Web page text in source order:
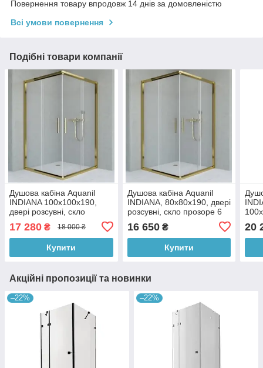
Повернення товару впродовж 14 днів за домовленістю
Всі умови повернення
Подібні товари компанії
Душова кабіна Aquanil
INDIANA 100х100х190,
двері розсувні, скло
золото БЕЗ ПІДДОНА
17 280 ₴ 18 000 ₴
Купити
Душова кабіна Aquanil
INDIANA, 80х80х190, двері
розсувні, скло прозоре 6
мм, профіль золото БЕЗ
ПІДДОНА
16 650₴
Купити
мал
БЕЗ
20
Акційні пропозиції та новинки
–22% –22%